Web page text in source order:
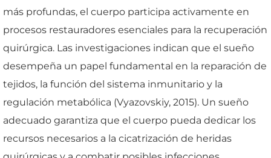
más profundas, el cuerpo participa activamente en
procesos restauradores esenciales para la recuperación
quirúrgica. Las investigaciones indican que el sueño
desempeña un papel fundamental en la reparación de
tejidos, la función del sistema inmunitario y la
regulación metabólica (Vyazovskiy, 2015). Un sueño
adecuado garantiza que el cuerpo pueda dedicar los
recursos necesarios a la cicatrización de heridas